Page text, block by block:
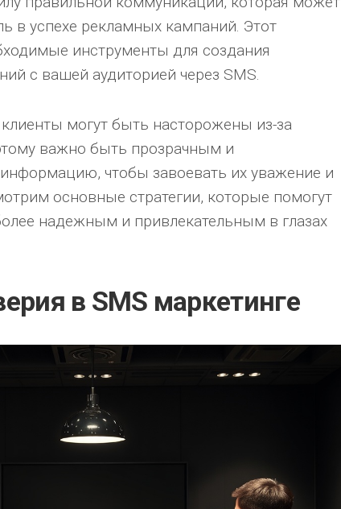
в успехе рекламных кампаний. Этот
инструменты для создания
с вашей аудиторией через SMS.
могут быть насторожены из-за
важно быть прозрачным и
чтобы завоевать их уважение и
основные стратегии, которые помогут
надежным и привлекательным в глазах
в SMS маркетинге